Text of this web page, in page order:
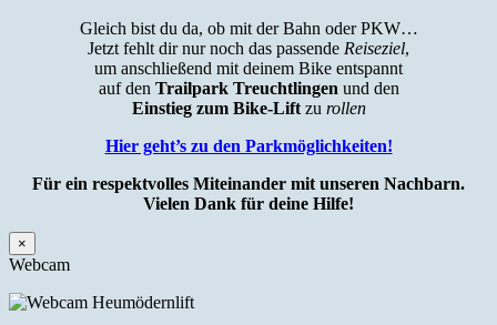
Gleich bist du da, ob mit der Bahn oder PKW…
Jetzt fehlt dir nur noch das passende Reiseziel,
um anschließend mit deinem Bike entspannt
auf den Trailpark Treuchtlingen und den
Einstieg zum Bike-Liftzu rollen
Hier geht’s zu den Parkmöglichkeiten!
Für ein respektvolles Miteinander mit unseren Nachbarn.
Vielen Dank für deine Hilfe!
×
Webcam